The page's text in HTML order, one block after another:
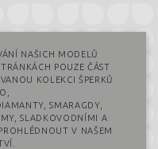
NAŠICH MODELŮ
POUZE ČÁST
KOLEKCI ŠPERKŮ
SMARAGDY,
SLADKOVODNÍMI A
V NAŠEM